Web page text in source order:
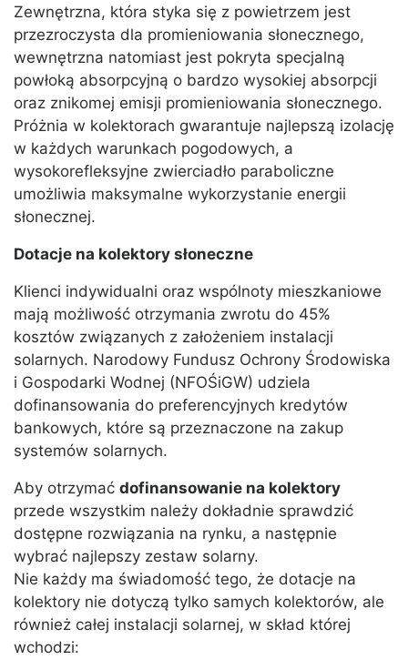
Zewnętrzna, która styka się z powietrzem jest
przezroczysta dla promieniowania słonecznego,
wewnętrzna natomiast jest pokryta specjalną
powłoką absorpcyjną o bardzo wysokiej absorpcji
oraz znikomej emisji promieniowania słonecznego.
Próżnia w kolektorach gwarantuje najlepszą izolację
w każdych warunkach pogodowych, a
wysokorefleksyjne zwierciadło paraboliczne
umożliwia maksymalne wykorzystanie energii
słonecznej.
Dotacje na kolektory słoneczne
Klienci indywidualni oraz wspólnoty mieszkaniowe
mają możliwość otrzymania zwrotu do 45%
kosztów związanych z założeniem instalacji
solarnych. Narodowy Fundusz Ochrony Środowiska
i Gospodarki Wodnej (NFOŚiGW) udziela
dofinansowania do preferencyjnych kredytów
bankowych, które są przeznaczone na zakup
systemów solarnych.
Aby otrzymać dofinansowanie na kolektory
przede wszystkim należy dokładnie sprawdzić
dostępne rozwiązania na rynku, a następnie
wybrać najlepszy zestaw solarny.
Nie każdy ma świadomość tego, że dotacje na
kolektory nie dotyczą tylko samych kolektorów, ale
również całej instalacji solarnej, w skład której
wchodzi: